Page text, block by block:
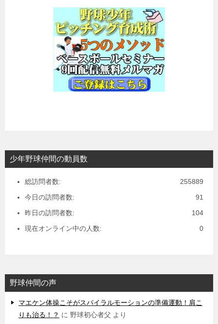
少年野球仲間の動員数
255889
総訪問者数:
91
今日の訪問者数:
104
昨日の訪問者数:
0
現在オンライン中の人数:
野球仲間の声
マエケン体操こそがスパイラルモーションの準備運動！肩こ
りも治る！？ に 野球初心者父 より